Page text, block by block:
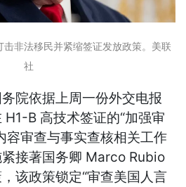
非法移民并紧缩签证发放政策。美联
社
院依据上周一份外交电报
B 高技术签证的“加强审
容审查与事实查核相关工作
接著国务卿 Marco Rubio
该政策锁定“审查美国人言